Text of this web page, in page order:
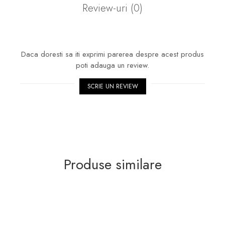
Review-uri (0)
Daca doresti sa iti exprimi parerea despre acest produs
poti adauga un review.
SCRIE UN REVIEW
Produse similare